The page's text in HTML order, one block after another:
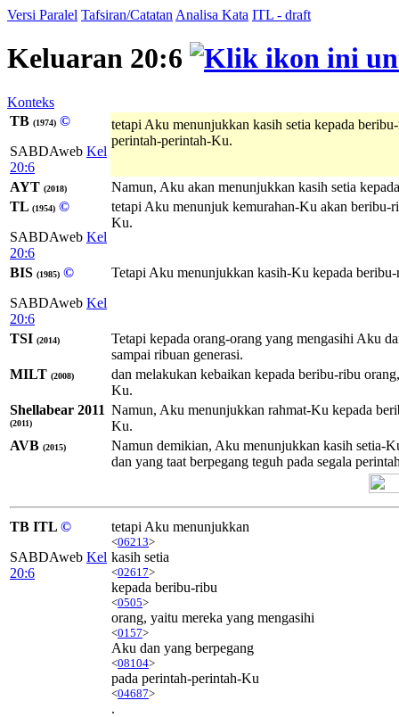
Versi Paralel Tafsiran/Catatan Analisa Kata ITL - draft
Keluaran 20:6
Konteks
TB (1974) ©
SABDAweb Kel
20:6
tetapi Aku menunjukkan kasih setia kepada
perintah-perintah-Ku.
AYT (2018)
Namun, Aku akan menunjukkan kasih setia
TL (1954) ©
SABDAweb Kel
20:6
tetapi Aku menunjuk kemurahan-Ku akan beribu-
Ku.
BIS (1985) ©
SABDAweb Kel
20:6
Tetapi Aku menunjukkan kasih-Ku kepada
TSI (2014)
Tetapi kepada orang-orang yang mengasihi Aku
sampai ribuan generasi.
MILT (2008)
dan melakukan kebaikan kepada beribu-ribu
Ku.
Shellabear 2011
(2011)
Namun, Aku menunjukkan rahmat-Ku kepada
Ku.
AVB (2015)
Namun demikian, Aku menunjukkan kasih setia-
dan yang taat berpegang teguh pada segala
TB ITL ©
SABDAweb Kel
20:6
tetapi Aku menunjukkan
<06213>
kasih setia
<02617>
kepada beribu-ribu
<0505>
orang, yaitu mereka yang mengasihi
<0157>
Aku dan yang berpegang
<08104>
pada perintah-perintah-Ku
<04687>
.